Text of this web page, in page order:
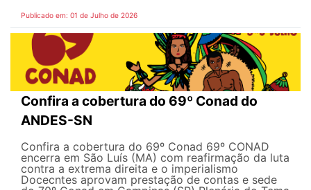
Publicado em: 01 de Julho de 2026
Confira a cobertura do 69º Conad do
ANDES-SN
Confira a cobertura do 69º Conad 69º CONAD
encerra em São Luís (MA) com reafirmação da luta
contra a extrema direita e o imperialismo
Docecntes aprovam prestação de contas e sede